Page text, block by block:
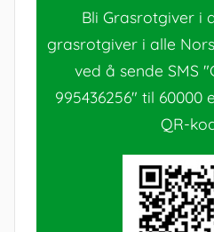
Bli Grasrotgiver i
grasrotgiver i alle
ved å sende SMS
995436256" til 60000
QR-